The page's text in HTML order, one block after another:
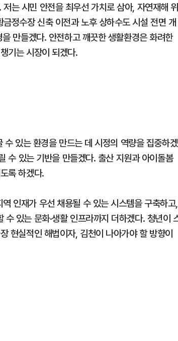
는 시민 안전을 최우선 가치로 삼아, 자연재해
정수장 신축 이전과 노후 상하수도 시설 전면 개
만들겠다. 안전하고 깨끗한 생활환경은 화려한
기는 시장이 되겠다.
있는 환경을 만드는 데 시정의 역량을 집중하겠
수 있는 기반을 만들겠다. 출산 지원과 아이돌봄
록 하겠다.
인재가 우선 채용될 수 있는 시스템을 구축하고,
있는 문화·생활 인프라까지 더하겠다. 청년이
현실적인 해법이자, 김천이 나아가야 할 방향이